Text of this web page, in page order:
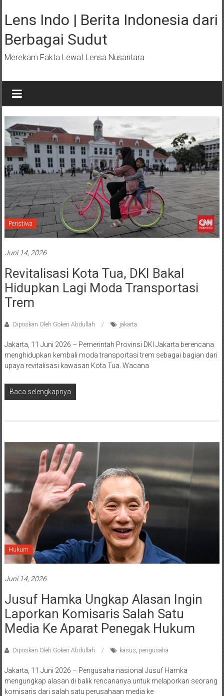
ke
konten
Lens Indo | Berita Indonesia dari
Berbagai Sudut
Merekam Fakta Lewat Lensa Nusantara
Peristiwa
Juni 14, 2026
Revitalisasi Kota Tua, DKI Bakal
Hidupkan Lagi Moda Transportasi
Trem
Diposkan Oleh:Goken Abdullah jakarta
Jakarta, 11 Juni 2026 – Pemerintah Provinsi DKI Jakarta berencana
menghidupkan kembali moda transportasi trem sebagai bagian dari
upaya revitalisasi kawasan Kota Tua. Wacana
Baca selengkapnya
Hukum
Juni 14, 2026
Jusuf Hamka Ungkap Alasan Ingin
Laporkan Komisaris Salah Satu
Media Ke Aparat Penegak Hukum
Diposkan Oleh:Goken Abdullah kasus pengusaha
Jakarta, 11 Juni 2026 – Pengusaha nasional Jusuf Hamka
mengungkap alasan di balik rencananya untuk melaporkan seorang
komisaris dari salah satu perusahaan media ke